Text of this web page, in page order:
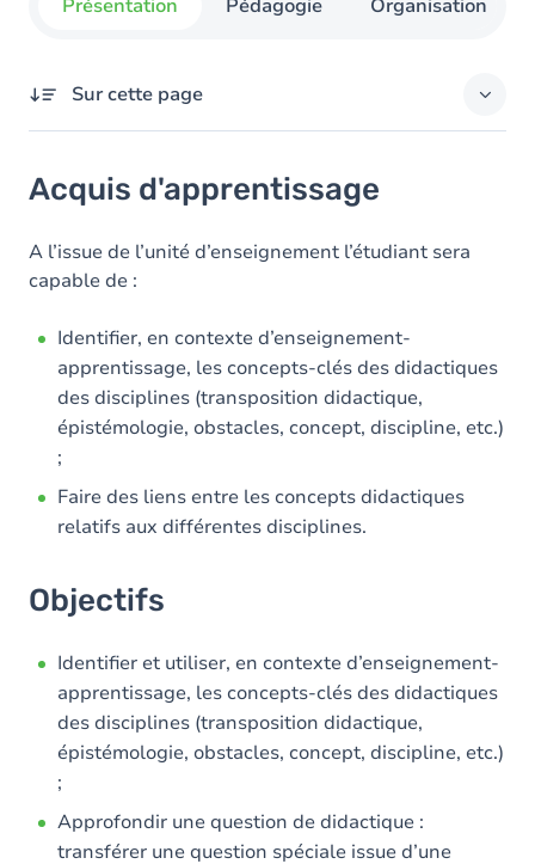
Présentation Pédagogie Organisation
Sur cette page
Objectifs
Contenu
Exercices
Acquis d'apprentissage
A l’issue de l’unité d’enseignement l’étudiant sera
capable de :
Identifier, en contexte d’enseignement-
apprentissage, les concepts-clés des didactiques
des disciplines (transposition didactique,
épistémologie, obstacles, concept, discipline, etc.)
;
Faire des liens entre les concepts didactiques
relatifs aux différentes disciplines.
Objectifs
Identifier et utiliser, en contexte d’enseignement-
apprentissage, les concepts-clés des didactiques
des disciplines (transposition didactique,
épistémologie, obstacles, concept, discipline, etc.)
;
Approfondir une question de didactique :
transférer une question spéciale issue d’une